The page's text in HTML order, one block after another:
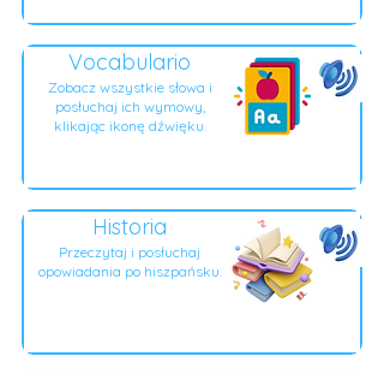
Vocabulario
Zobacz wszystkie słowa i
posłuchaj ich wymowy,
klikając ikonę dźwięku.
Historia
Przeczytaj i posłuchaj
opowiadania po hiszpańsku.